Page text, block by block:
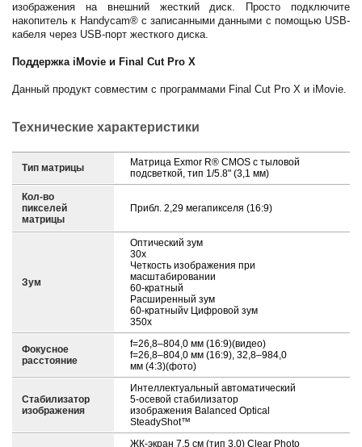
изображения на внешний жесткий диск. Просто подключите
накопитель к Handycam® с записанными данными с помощью USB-
кабеля через USB-порт жесткого диска.
Поддержка iMovie и Final Cut Pro X
Данный продукт совместим с программами Final Cut Pro X и iMovie.
Технические характеристики
Тип матрицы
Матрица Exmor R® CMOS с тыловой
подсветкой, тип 1/5.8" (3,1 мм)
Кол-во
пикселей
матрицы
Прибл. 2,29 мегапикселя (16:9)
Зум
Оптический зум
30x
Четкость изображения при
масштабировании
60-кратный
Расширенный зум
60-кратныйv Цифровой зум
350x
Фокусное
расстояние
f=26,8–804,0 мм (16:9)(видео)
f=26,8–804,0 мм (16:9), 32,8–984,0
мм (4:3)(фото)
Стабилизатор
изображения
Интеллектуальный автоматический
5-осевой стабилизатор
изображения Balanced Optical
SteadyShot™
ЖК-экран 7,5 см (тип 3.0) Clear Photo